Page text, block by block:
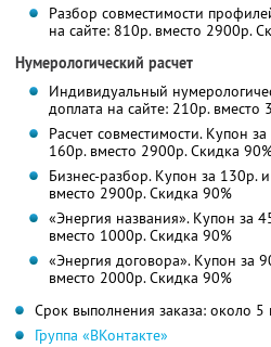
Разбор совместимости
на сайте: 810р. вместо 2900р.
Нумерологический расчет
Индивидуальный
доплата на сайте: 210р. вместо
Расчет совместимости. Купон
160р. вместо 2900р. Скидка
Бизнес-разбор. Купон за 130р.
вместо 2900р. Скидка 90%
«Энергия названия». Купон за
вместо 1000р. Скидка 90%
«Энергия договора». Купон за
вместо 2000р. Скидка 90%
Срок выполнения заказа: около
Группа «ВКонтакте»